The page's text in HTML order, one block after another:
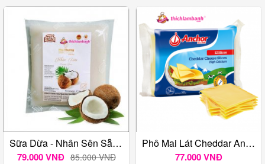
Sữa Dừa - Nhân Sên Sẵn Bánh Trung Thu Phú Thương 1KG
79.000 VNĐ 85.000 VNĐ
Phô Mai Lát Cheddar Anchor (Gói 200GR)
77.000 VNĐ